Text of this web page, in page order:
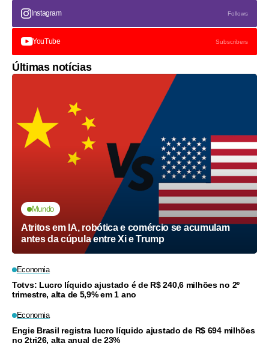
Instagram Follows
YouTube Subscribers
Últimas notícias
Mundo
Atritos em IA, robótica e comércio se acumulam
antes da cúpula entre Xi e Trump
Economia
Totvs: Lucro líquido ajustado é de R$ 240,6 milhões no 2º
trimestre, alta de 5,9% em 1 ano
Economia
Engie Brasil registra lucro líquido ajustado de R$ 694 milhões
no 2tri26, alta anual de 23%